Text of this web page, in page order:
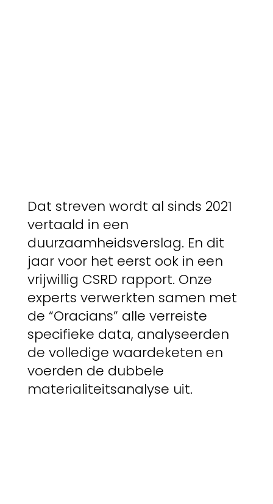
Dat streven wordt al sinds 2021
vertaald in een
duurzaamheidsverslag. En dit
jaar voor het eerst ook in een
vrijwillig CSRD rapport. Onze
experts verwerkten samen met
de “Oracians” alle verreiste
specifieke data, analyseerden
de volledige waardeketen en
voerden de dubbele
materialiteitsanalyse uit.